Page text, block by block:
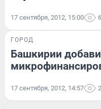
17 сентября, 2012, 15:00
ГОРОД
Башкирии
17 сентября, 2012, 14:57